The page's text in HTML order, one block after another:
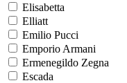
Elisabetta
Elliatt
Emilio Pucci
Emporio Armani
Ermenegildo Zegna
Escada